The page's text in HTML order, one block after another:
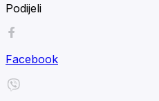
Podijeli
Facebook